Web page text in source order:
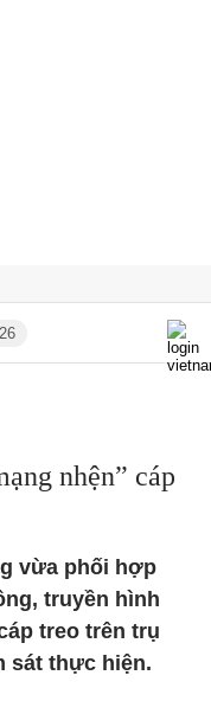
nhện” cáp
vừa phối hợp
truyền hình
treo trên trụ
sát thực hiện.